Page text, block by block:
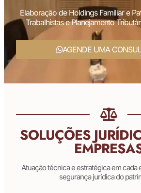
Elaboração de Holdings Familiar e
Trabalhistas e Planejamento
AGENDE UMA
SOLUÇÕES
Atuação técnica e estratégica em cada
segurança jurídica do